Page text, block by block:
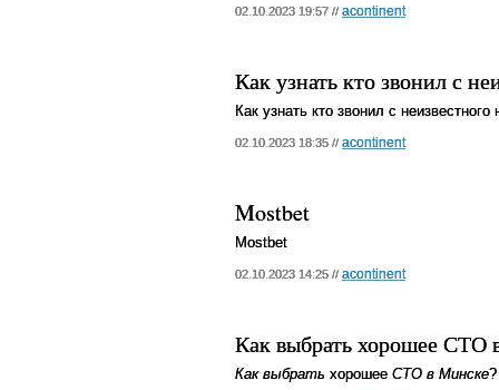
02.10.2023 19:57 // acontinent
Как узнать кто звонил с
Как узнать кто звонил с неизвестного
02.10.2023 18:35 // acontinent
Mostbet
Mostbet
02.10.2023 14:25 // acontinent
Как выбрать хорошее СТО
Как выбрать хорошее СТО в Минске?